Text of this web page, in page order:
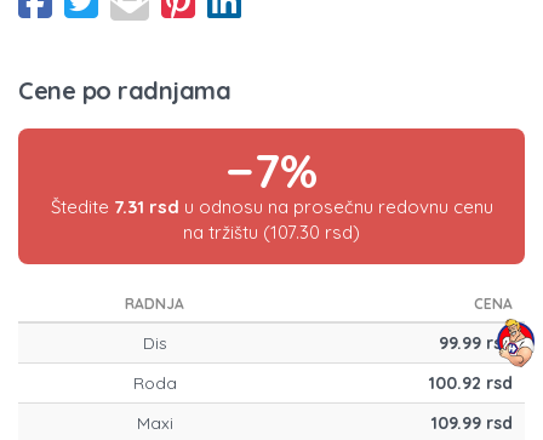
Cene po radnjama
−7%
Štedite 7.31 rsd u odnosu na prosečnu redovnu cenu
na tržištu (107.30 rsd)
RADNJA CENA
Dis
99.99 rsd
Roda
100.92 rsd
Maxi
109.99 rsd